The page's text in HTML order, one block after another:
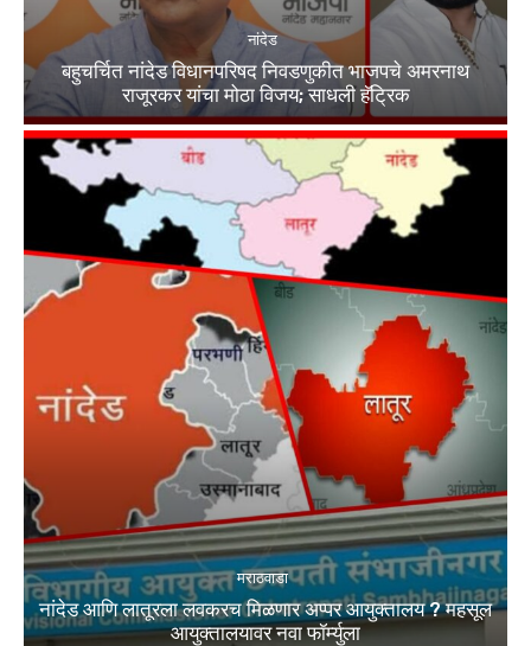
नांदेड
बहुचर्चित नांदेड विधानपरिषद निवडणुकीत भाजपचे अमरनाथ
राजूरकर यांचा मोठा विजय; साधली हॅट्रिक
मराठवाडा
नांदेड आणि लातूरला लवकरच मिळणार अप्पर आयुक्तालय ? महसूल
आयुक्तालयावर नवा फॉर्म्युला